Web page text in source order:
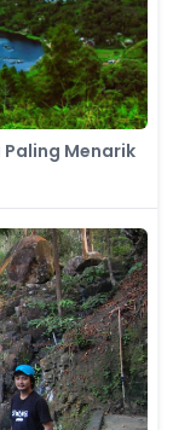
Menarik